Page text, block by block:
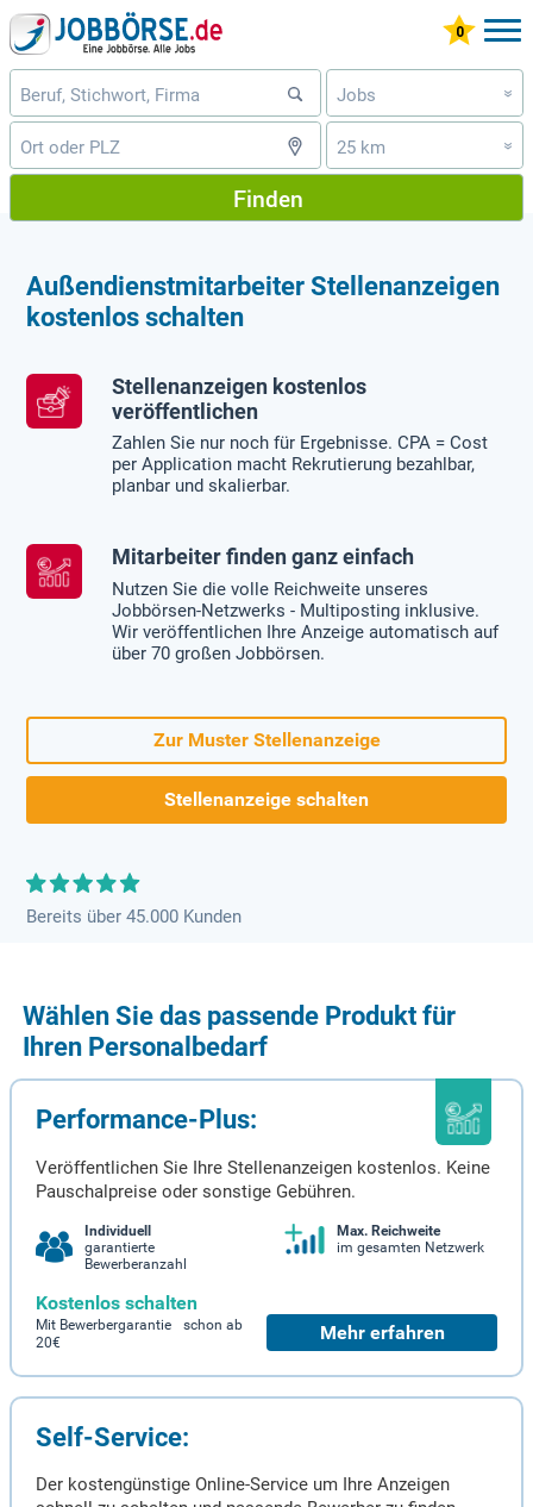
Jobs »
25 km »
Finden
Außendienstmitarbeiter Stellenanzeigen
kostenlos schalten
Stellenanzeigen kostenlos
veröffentlichen
Zahlen Sie nur noch für Ergebnisse. CPA = Cost
per Application macht Rekrutierung bezahlbar,
planbar und skalierbar.
Mitarbeiter finden ganz einfach
Nutzen Sie die volle Reichweite unseres
Jobbörsen-Netzwerks - Multiposting inklusive.
Wir veröffentlichen Ihre Anzeige automatisch auf
über 70 großen Jobbörsen.
Zur Muster Stellenanzeige
Stellenanzeige schalten
Bereits über 45.000 Kunden
Wählen Sie das passende Produkt für
Ihren Personalbedarf
Performance-Plus:
Veröffentlichen Sie Ihre Stellenanzeigen kostenlos. Keine
Pauschalpreise oder sonstige Gebühren.
Individuell
garantierte
Bewerberanzahl
Max. Reichweite
im gesamten Netzwerk
Kostenlos schalten
Mit Bewerbergarantie schon ab
20€
Mehr erfahren
Self-Service:
Der kostengünstige Online-Service um Ihre Anzeigen